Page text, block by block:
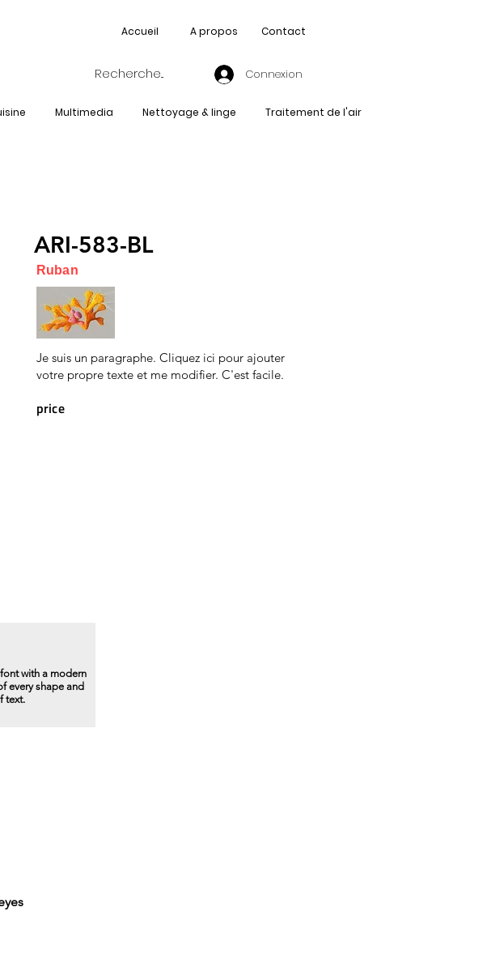
Accueil A propos Contact
Connexion
Multimedia Nettoyage & linge Traitement de l'air
ARI-583-BL
Je suis un paragraphe. Cliquez ici pour ajouter
votre propre texte et me modifier. C'est facile.
price
Ruban
with a modern
every shape and
text.